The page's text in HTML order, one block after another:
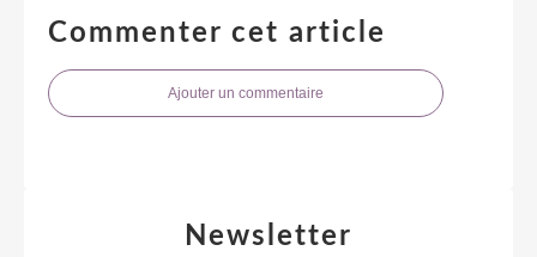
Commenter cet article
Ajouter un commentaire
Newsletter